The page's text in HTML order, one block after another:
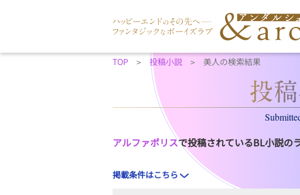
TOP 投稿小説 美人の検索結果
アルファポリスで投稿されているBL小説の
掲載条件はこちら